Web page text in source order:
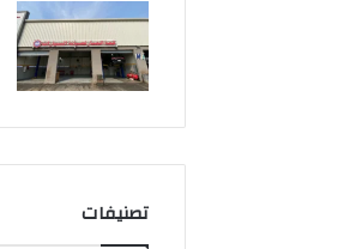
تصنيفات